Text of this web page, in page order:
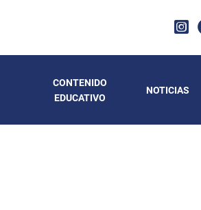
CONTENIDO
EDUCATIVO
NOTICIAS